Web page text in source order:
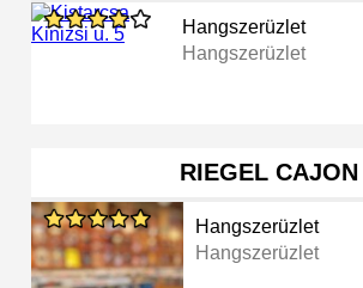
Hangszerüzlet
Hangszerüzlet
RIEGEL CAJON
Hangszerüzlet
Hangszerüzlet